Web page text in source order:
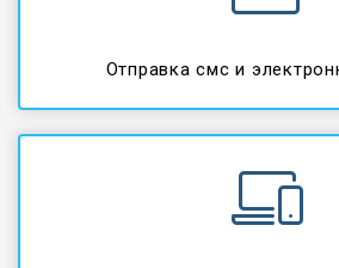
Отправка смс и